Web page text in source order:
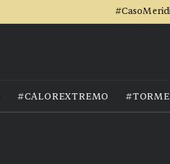
#CALOREXTREMO